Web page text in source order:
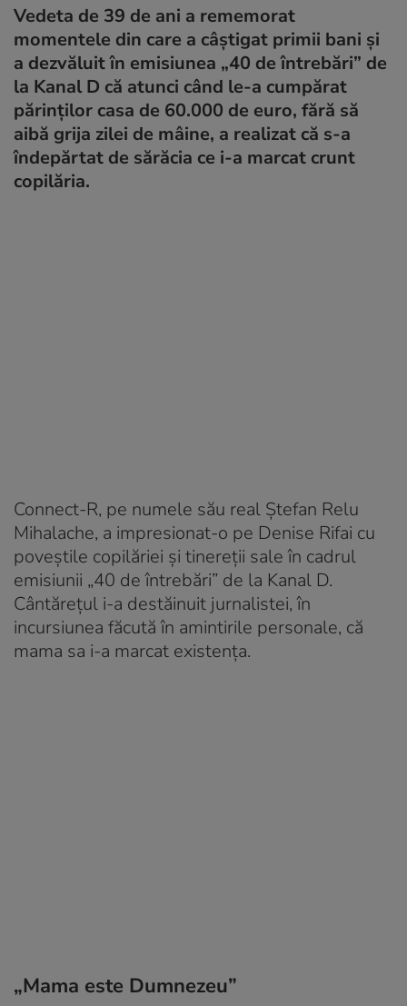
Vedeta de 39 de ani a rememorat
momentele din care a câștigat primii bani și
a dezvăluit în emisiunea „40 de întrebări” de
la Kanal D că atunci când le-a cumpărat
părinților casa de 60.000 de euro, fără să
aibă grija zilei de mâine, a realizat că s-a
îndepărtat de sărăcia ce i-a marcat crunt
copilăria.
Connect-R, pe numele său real Ștefan Relu
Mihalache, a impresionat-o pe Denise Rifai cu
poveștile copilăriei și tinereții sale în cadrul
emisiunii „40 de întrebări” de la Kanal D.
Cântărețul i-a destăinuit jurnalistei, în
incursiunea făcută în amintirile personale, că
mama sa i-a marcat existența.
„Mama este Dumnezeu”